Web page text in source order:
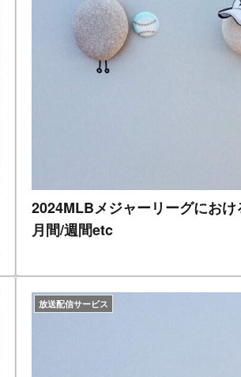
2024MLBメジャーリーグにお
月間/週間etc
放送配信サービス